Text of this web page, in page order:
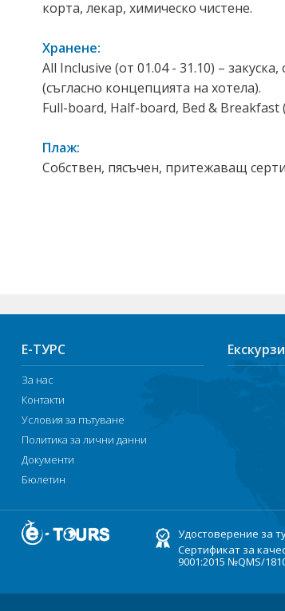
корта, лекар, химическо чистене.
Хранене:
All Inclusive (от 01.04 - 31.10) –
(съгласно концепцията на хотела).
Full-board, Half-board, Bed & Breakfast
Плаж:
Собствен, пясъчен, притежаващ
Е-ТУРС
За нас
Контакти
Условия за пътуване
Политика за лични данни
Документи
Бюлетин
Удостоверение за
Сертификат за
9001:2015 №QMS/